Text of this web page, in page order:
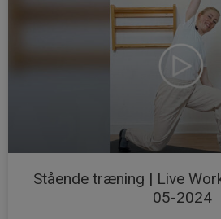
Stående træning | Live
05-2024